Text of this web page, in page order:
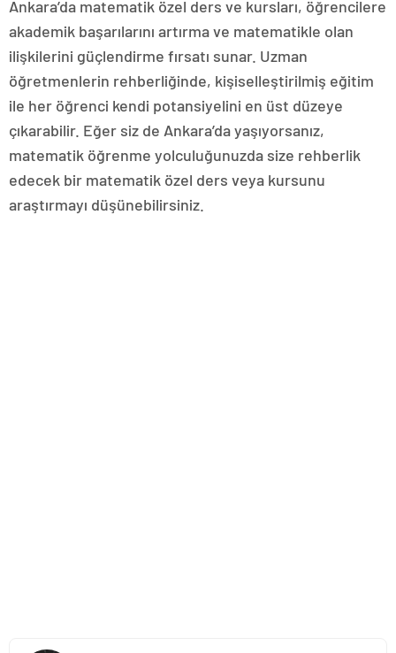
Ankara’da matematik özel ders ve kursları, öğrencilere
akademik başarılarını artırma ve matematikle olan
ilişkilerini güçlendirme fırsatı sunar. Uzman
öğretmenlerin rehberliğinde, kişiselleştirilmiş eğitim
ile her öğrenci kendi potansiyelini en üst düzeye
çıkarabilir. Eğer siz de Ankara’da yaşıyorsanız,
matematik öğrenme yolculuğunuzda size rehberlik
edecek bir matematik özel ders veya kursunu
araştırmayı düşünebilirsiniz.